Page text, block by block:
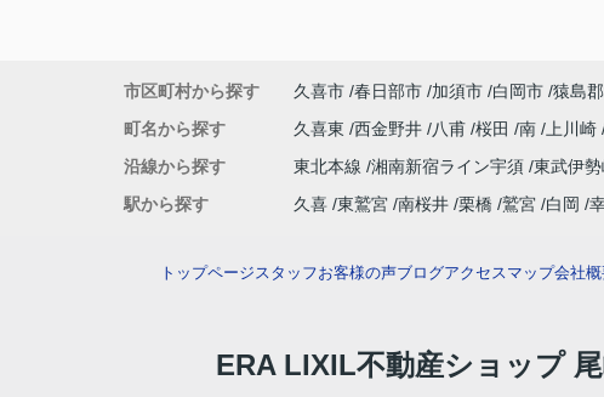
市区町村から探す 久喜市 春日部市 加須市 白岡市 猿島
町名から探す
久喜東 西金野井 八甫 桜田 南 上川崎
沿線から探す
東北本線 湘南新宿ライン宇須 東武伊
駅から探す
久喜 東鷲宮 南桜井 栗橋 鷲宮 白岡
トップページスタッフお客様の声ブログアクセスマップ会社
ERA LIXIL不動産ショップ